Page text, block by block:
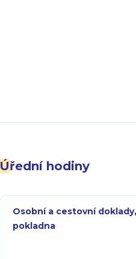
Úřední hodiny
Osobní a cestovní
pokladna